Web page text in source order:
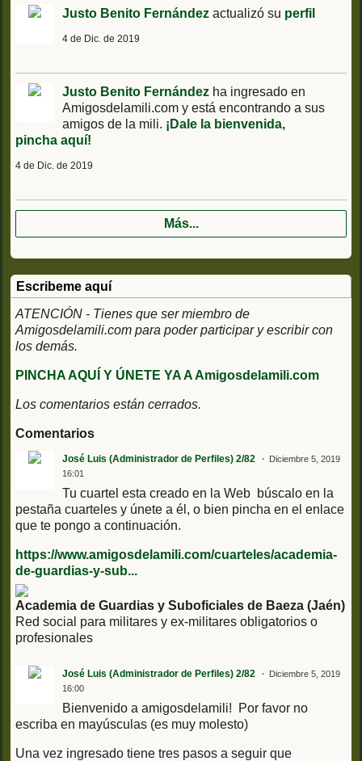
Justo Benito Fernández actualizó su perfil
4 de Dic. de 2019
Justo Benito Fernández ha ingresado en
Amigosdelamili.com y está encontrando a sus
amigos de la mili. ¡Dale la bienvenida,
pincha aquí!
4 de Dic. de 2019
Más...
Escribeme aquí
ATENCIÓN - Tienes que ser miembro de
Amigosdelamili.com para poder participar y escribir con
los demás.
PINCHA AQUÍ Y ÚNETE YA A Amigosdelamili.com
Los comentarios están cerrados.
Comentarios
José Luis (Administrador de Perfiles) 2/82
Diciembre 5, 2019
16:01
Tu cuartel esta creado en la Web búscalo en la
pestaña cuarteles y únete a él, o bien pincha en el enlace
que te pongo a continuación.
https://www.amigosdelamili.com/cuarteles/academia-
de-guardias-y-sub...
Academia de Guardias y Suboficiales de Baeza (Jaén)
Red social para militares y ex-militares obligatorios o
profesionales
José Luis (Administrador de Perfiles) 2/82
Diciembre 5, 2019
16:00
Bienvenido a amigosdelamili! Por favor no
escriba en mayúsculas (es muy molesto)
Una vez ingresado tiene tres pasos a seguir que